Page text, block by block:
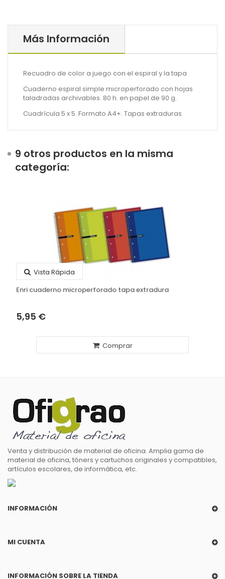
Más Información
Recuadro de color a juego con el espiral y la tapa
Cuaderno espiral simple microperforado con hojas
taladradas archivables. 80 h. en papel de 90 g.
Cuadrícula 5 x 5. Formato A4+. Tapas extraduras.
9 otros productos en la misma
categoría:
Vista Rápida
Enri cuaderno microperforado tapa extradura
5,95 €
Comprar
Venta y distribución de material de oficina. Amplia gama de
material de oficina, tóners y cartuchos originales y compatibles,
artículos escolares, de informática, etc.
INFORMACIÓN
MI CUENTA
INFORMACIÓN SOBRE LA TIENDA